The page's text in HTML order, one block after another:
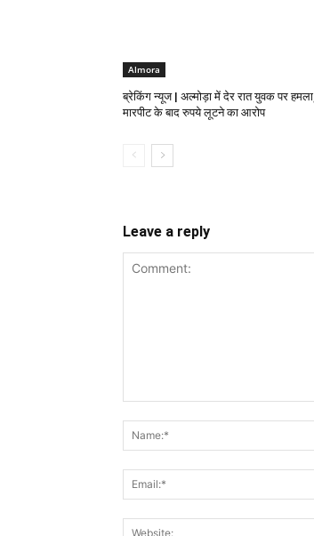
Almora
ब्रेकिंग न्यूज | अल्मोड़ा में देर रात युवक पर हमला,
मारपीट के बाद रुपये लूटने का आरोप
Leave a reply